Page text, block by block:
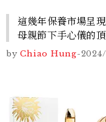
這幾年保養市場呈
母親節下手心儀的
by Chiao Hung-